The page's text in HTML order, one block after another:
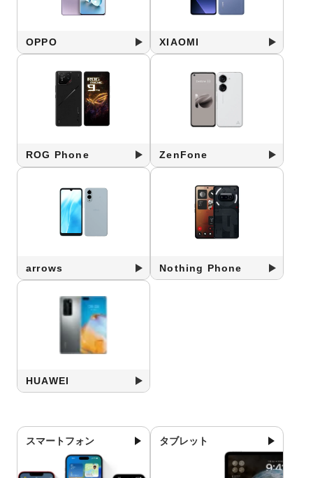
OPPO XIAOMI
ROG Phone ZenFone
arrows Nothing Phone
HUAWEI
スマートフォン タブレット